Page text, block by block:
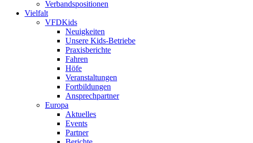
Verbandspositionen
Vielfalt
VFDKids
Neuigkeiten
Unsere Kids-Betriebe
Praxisberichte
Fahren
Höfe
Veranstaltungen
Fortbildungen
Ansprechpartner
Europa
Aktuelles
Events
Partner